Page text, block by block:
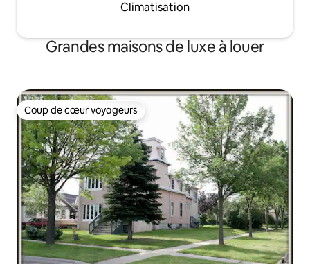
Climatisation
Grandes maisons de luxe à louer
Coup de cœur voyageurs
Coup de cœur voyageurs